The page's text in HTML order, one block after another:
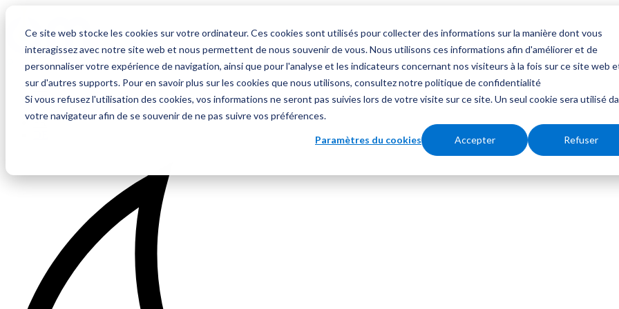
Ce site web stocke les cookies sur votre ordinateur. Ces cookies sont utilisés pour collecter des informations sur la manière dont vous
interagissez avec notre site web et nous permettent de nous souvenir de vous. Nous utilisons ces informations afin d'améliorer et de
personnaliser votre expérience de navigation, ainsi que pour l'analyse et les indicateurs concernant nos visiteurs à la fois sur ce site web
sur d'autres supports. Pour en savoir plus sur les cookies que nous utilisons, consultez notre politique de confidentialité
Si vous refusez l'utilisation des cookies, vos informations ne seront pas suivies lors de votre visite sur ce site. Un seul cookie sera utilisé
votre navigateur afin de se souvenir de ne pas suivre vos préférences.
Paramètres du cookies Accepter Refuser
FR
DE
FR